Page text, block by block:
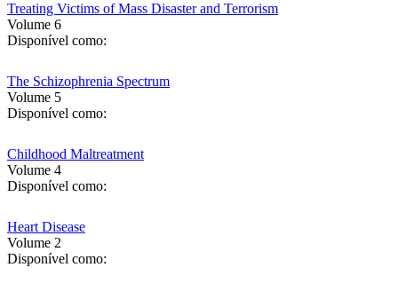
Treating Victims of Mass Disaster and Terrorism
Volume 6
Disponível como:
The Schizophrenia Spectrum
Volume 5
Disponível como:
Childhood Maltreatment
Volume 4
Disponível como:
Heart Disease
Volume 2
Disponível como: